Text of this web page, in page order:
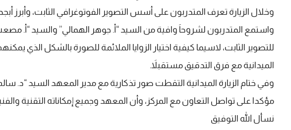
وخلال الزيارة تعرف المتدربون على أسس التصوير الفوتوغرافي الثابت، وأبرز
واستمع المتدربون لشروحاَ وافية من السيد “أ. جوهر الهمالي” والسيد “أ.
للتصوير الثابت، لاسيما كيفية اختيار الزوايا الملائمة للصورة بالشكل الذي
الميدانية مع فرق التدقيق مستقبلاَ.
وفي ختام الزيارة الميدانية التقطت صور تذكارية مع مدير المعهد السيد “د.
مؤكدا على تواصل التعاون مع المركز، وأن المعهد وجميع إمكاناته التقنية
نسأل الله التوفيق